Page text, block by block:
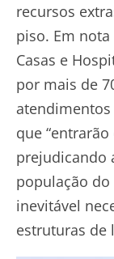
recursos
piso. Em
Casas e
por mais de
atendimentos
que
prejudicando
população do
inevitável
estruturas de